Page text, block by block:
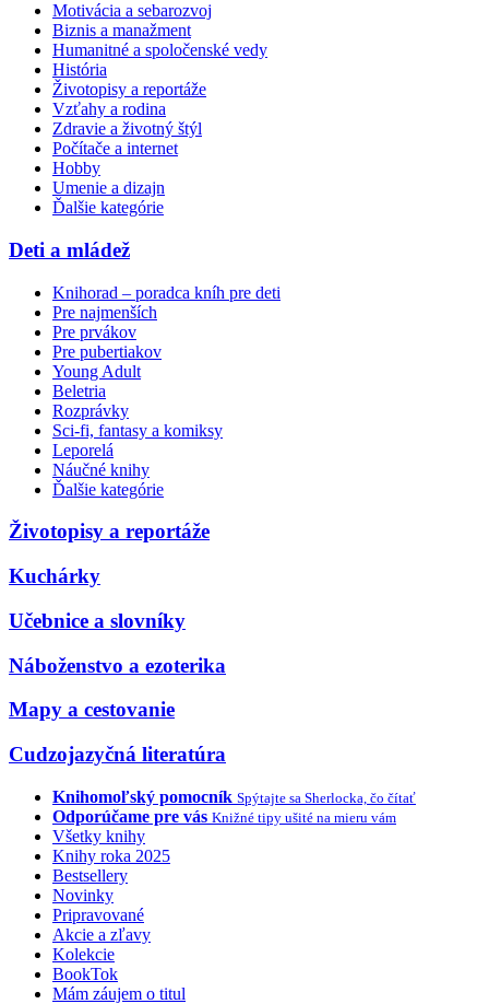
Motivácia a sebarozvoj
Biznis a manažment
Humanitné a spoločenské vedy
História
Životopisy a reportáže
Vzťahy a rodina
Zdravie a životný štýl
Počítače a internet
Hobby
Umenie a dizajn
Ďalšie kategórie
Deti a mládež
Knihorad – poradca kníh pre deti
Pre najmenších
Pre prvákov
Pre pubertiakov
Young Adult
Beletria
Rozprávky
Sci-fi, fantasy a komiksy
Leporelá
Náučné knihy
Ďalšie kategórie
Životopisy a reportáže
Kuchárky
Učebnice a slovníky
Náboženstvo a ezoterika
Mapy a cestovanie
Cudzojazyčná literatúra
Knihomoľský pomocník Spýtajte sa Sherlocka, čo čítať
Odporúčame pre vás Knižné tipy ušité na mieru vám
Všetky knihy
Knihy roka 2025
Bestsellery
Novinky
Pripravované
Akcie a zľavy
Kolekcie
BookTok
Mám záujem o titul